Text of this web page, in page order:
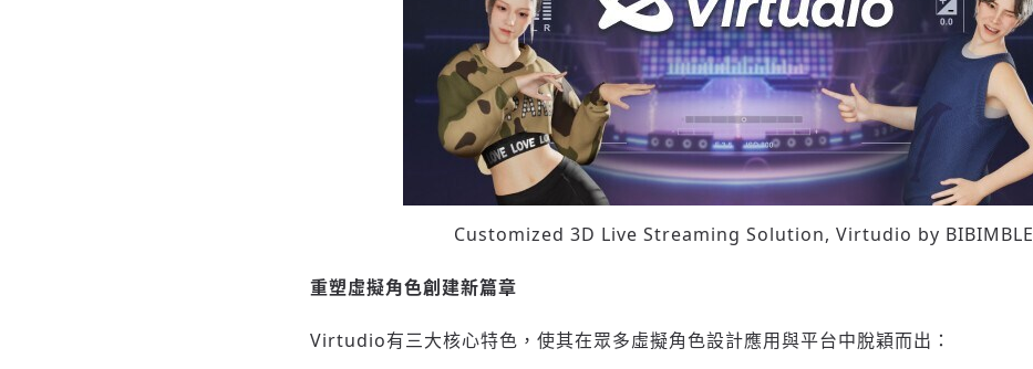
Customized 3D Live Streaming Solution, Virtudio by BIBIMBLE
重塑虛擬角色創建新篇章
Virtudio有三大核心特色，使其在眾多虛擬角色設計應用與平台中脫穎而出：